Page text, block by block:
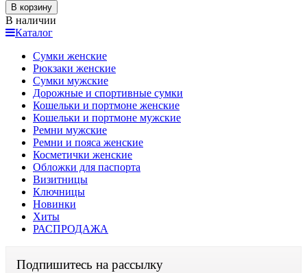
В корзину
В наличии
Каталог
Сумки женские
Рюкзаки женские
Сумки мужские
Дорожные и спортивные сумки
Кошельки и портмоне женские
Кошельки и портмоне мужские
Ремни мужские
Ремни и пояса женские
Косметички женские
Обложки для паспорта
Визитницы
Ключницы
Новинки
Хиты
РАСПРОДАЖА
Подпишитесь на рассылку